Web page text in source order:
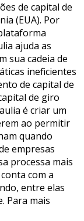
de capital de
(EUA). Por
ajuda as
sua cadeia de
ineficientes
de capital de
de giro
é criar um
ao permitir
quando
empresas
processa mais
com a
entre elas
Para mais